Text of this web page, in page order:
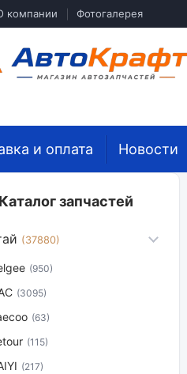
компании Фотогалерея
и оплата Новости
Каталог запчастей
(37880)
(950)
(3095)
(63)
(115)
(217)